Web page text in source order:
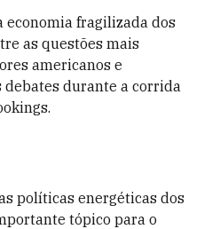
economia fragilizada dos
as questões mais
americanos e
durante a corrida
políticas energéticas dos
tópico para o